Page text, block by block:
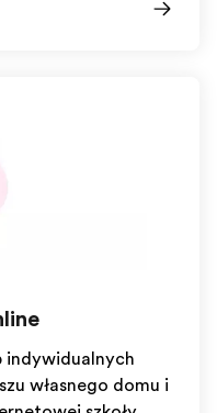
indywidualnych
własnego domu i